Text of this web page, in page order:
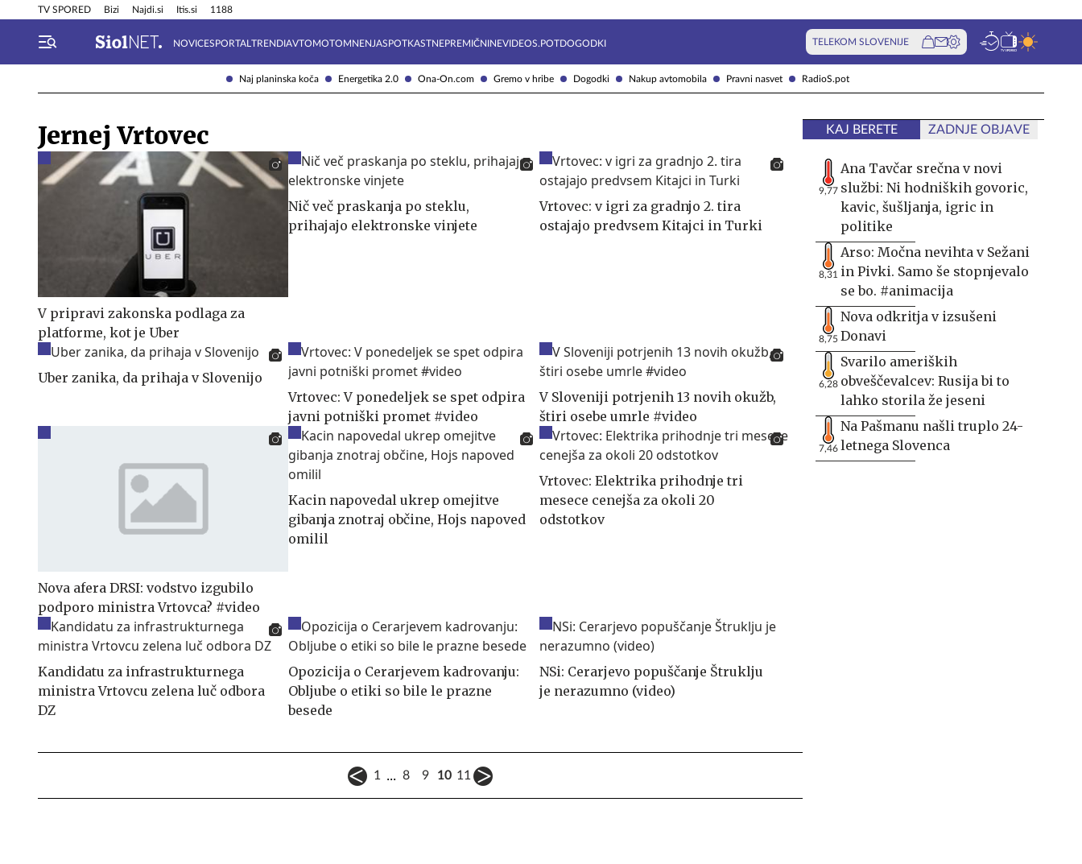
Naj planinska koča Energetika 2.0 Ona-On.com Gremo v hribe Dogodki Nakup avtomobila Pravni nasvet RadioS.pot
TV SPORED Bizi Najdi.si Itis.si 1188
NOVICESPORTAL TRENDIAVTOMOTOMNENJASPOTKASTNEPREMIČNINEVIDEOS.POTDOGODKI TELEKOM SLOVENIJE
Info in obvestila Tehnik
Jernej Vrtovec
V pripravi zakonska podlaga za
platforme, kot je Uber
Nič več praskanja po steklu,
prihajajo elektronske vinjete
Vrtovec: v igri za gradnjo 2. tira
ostajajo predvsem Kitajci in Turki
Uber zanika, da prihaja v Slovenijo
Vrtovec: V ponedeljek se spet odpira
javni potniški promet #video
V Sloveniji potrjenih 13 novih okužb,
štiri osebe umrle #video
Nova afera DRSI: vodstvo izgubilo
podporo ministra Vrtovca? #video
Kacin napovedal ukrep omejitve
gibanja znotraj občine, Hojs napoved
omilil
Vrtovec: Elektrika prihodnje tri
mesece cenejša za okoli 20
odstotkov
Kandidatu za infrastrukturnega
ministra Vrtovcu zelena luč odbora
DZ
Opozicija o Cerarjevem kadrovanju:
Obljube o etiki so bile le prazne
besede
NSi: Cerarjevo popuščanje Štruklju
je nerazumno (video)
1 ... 8 9 10 11
KAJ BERETE ZADNJE OBJAVE
9,77
Ana Tavčar srečna v novi
službi: Ni hodniških govoric,
kavic, šušljanja, igric in
politike
8,31
Arso: Močna nevihta v Sežani
in Pivki. Samo še stopnjevalo
se bo. #animacija
8,75
Nova odkritja v izsušeni
Donavi
6,28
Svarilo ameriških
obveščevalcev: Rusija bi to
lahko storila že jeseni
7,46
Na Pašmanu našli truplo 24-
letnega Slovenca